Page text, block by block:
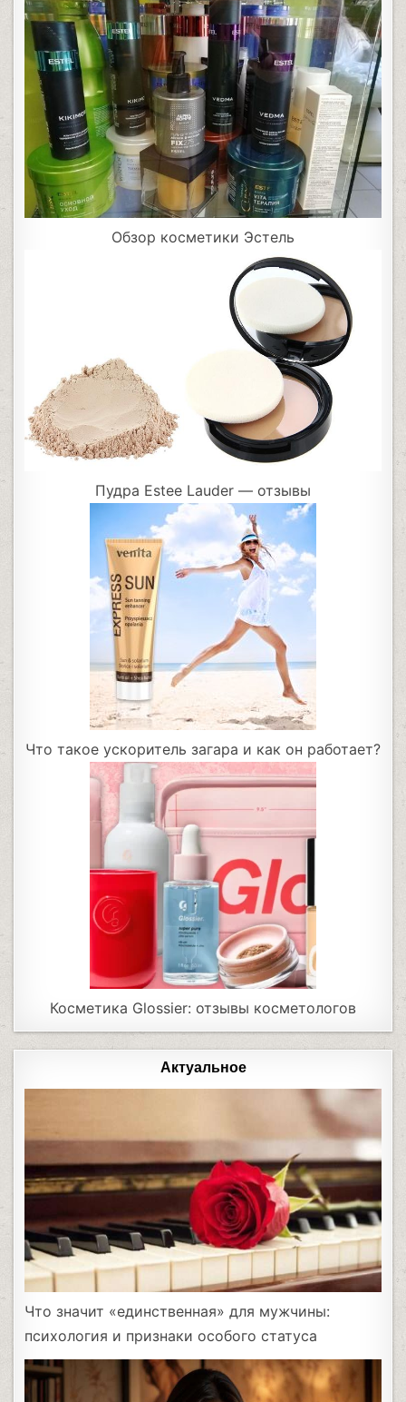
Обзор косметики Эстель
Пудра Estee Lauder — отзывы
Что такое ускоритель загара и как он работает?
Косметика Glossier: отзывы косметологов
Актуальное
Что значит «единственная» для мужчины:
психология и признаки особого статуса